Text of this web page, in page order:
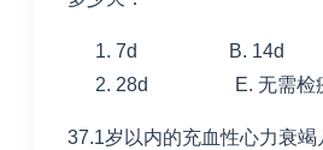
7d B. 14d
28d E. 无需检
37.1岁以内的充血性心力衰